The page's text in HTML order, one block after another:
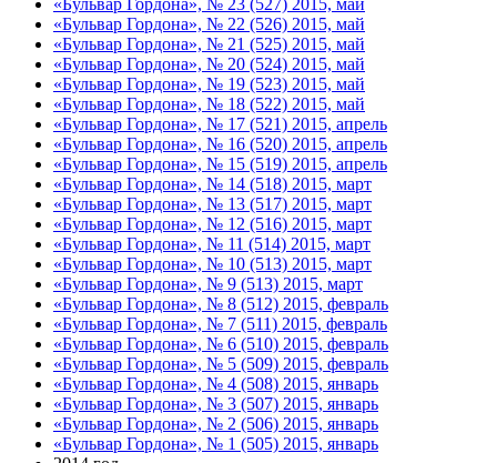
«Бульвар Гордона», № 22 (526) 2015, май
«Бульвар Гордона», № 21 (525) 2015, май
«Бульвар Гордона», № 20 (524) 2015, май
«Бульвар Гордона», № 19 (523) 2015, май
«Бульвар Гордона», № 18 (522) 2015, май
«Бульвар Гордона», № 17 (521) 2015, апрель
«Бульвар Гордона», № 16 (520) 2015, апрель
«Бульвар Гордона», № 15 (519) 2015, апрель
«Бульвар Гордона», № 14 (518) 2015, март
«Бульвар Гордона», № 13 (517) 2015, март
«Бульвар Гордона», № 12 (516) 2015, март
«Бульвар Гордона», № 11 (514) 2015, март
«Бульвар Гордона», № 10 (513) 2015, март
«Бульвар Гордона», № 9 (513) 2015, март
«Бульвар Гордона», № 8 (512) 2015, февраль
«Бульвар Гордона», № 7 (511) 2015, февраль
«Бульвар Гордона», № 6 (510) 2015, февраль
«Бульвар Гордона», № 5 (509) 2015, февраль
«Бульвар Гордона», № 4 (508) 2015, январь
«Бульвар Гордона», № 3 (507) 2015, январь
«Бульвар Гордона», № 2 (506) 2015, январь
«Бульвар Гордона», № 1 (505) 2015, январь